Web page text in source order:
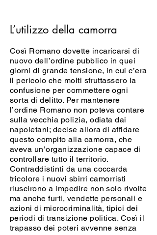
L’utilizzo della camorra
Così Romano dovette incaricarsi di
nuovo dell’ordine pubblico in quei
giorni di grande tensione, in cui c’era
il pericolo che molti sfruttassero la
confusione per commettere ogni
sorta di delitto. Per mantenere
l’ordine Romano non poteva contare
sulla vecchia polizia, odiata dai
napoletani; decise allora di affidare
questo compito alla camorra, che
aveva un’organizzazione capace di
controllare tutto il territorio.
Contraddistinti da una coccarda
tricolore i nuovi sbirri camorristi
riuscirono a impedire non solo rivolte
ma anche furti, vendette personali e
azioni di microcriminalità, tipici dei
periodi di transizione politica. Così il
trapasso dei poteri avvenne senza